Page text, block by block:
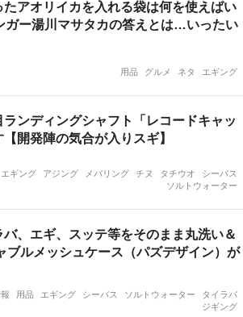
たアオリイカを入れる袋は何を使えばい
ガー湯川マサタカの答えとは…いったい
用品 グルメ ネタ エギング
ンディングシャフト「レコードキャッ
開発陣の気合が入りスギ】
エギング アジング メバリング チヌ タチウオ
シーバス
ソルトウォーター
、エギ、スッテ等をそのまま丸洗い＆
ブルメッシュケース（パズデザイン）が
用品 エギング シーバス ソルトウォーター
タイラバ
ジギング